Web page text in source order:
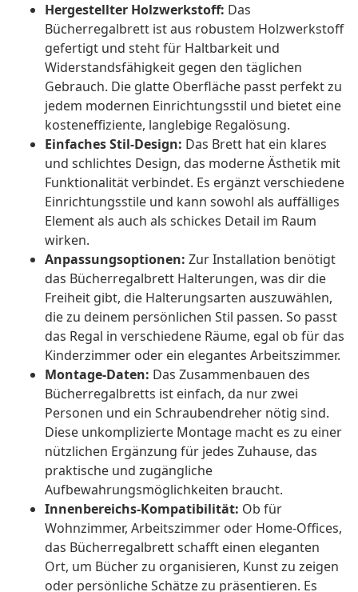
Hergestellter Holzwerkstoff: Das
Bücherregalbrett ist aus robustem Holzwerkstoff
gefertigt und steht für Haltbarkeit und
Widerstandsfähigkeit gegen den täglichen
Gebrauch. Die glatte Oberfläche passt perfekt zu
jedem modernen Einrichtungsstil und bietet eine
kosteneffiziente, langlebige Regalösung.
Einfaches Stil-Design: Das Brett hat ein klares
und schlichtes Design, das moderne Ästhetik mit
Funktionalität verbindet. Es ergänzt verschiedene
Einrichtungsstile und kann sowohl als auffälliges
Element als auch als schickes Detail im Raum
wirken.
Anpassungsoptionen: Zur Installation benötigt
das Bücherregalbrett Halterungen, was dir die
Freiheit gibt, die Halterungsarten auszuwählen,
die zu deinem persönlichen Stil passen. So passt
das Regal in verschiedene Räume, egal ob für das
Kinderzimmer oder ein elegantes Arbeitszimmer.
Montage-Daten: Das Zusammenbauen des
Bücherregalbretts ist einfach, da nur zwei
Personen und ein Schraubendreher nötig sind.
Diese unkomplizierte Montage macht es zu einer
nützlichen Ergänzung für jedes Zuhause, das
praktische und zugängliche
Aufbewahrungsmöglichkeiten braucht.
Innenbereichs-Kompatibilität: Ob für
Wohnzimmer, Arbeitszimmer oder Home-Offices,
das Bücherregalbrett schafft einen eleganten
Ort, um Bücher zu organisieren, Kunst zu zeigen
oder persönliche Schätze zu präsentieren. Es